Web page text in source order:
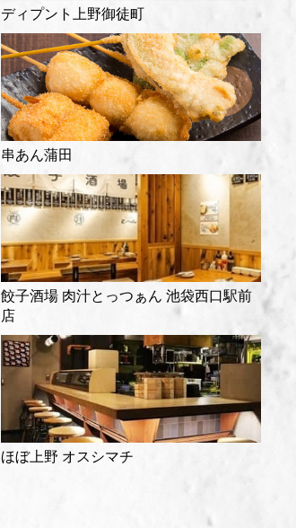
ディプント上野御徒町
串あん蒲田
餃子酒場 肉汁とっつぁん 池袋西口駅前
店
ほぼ上野 オスシマチ